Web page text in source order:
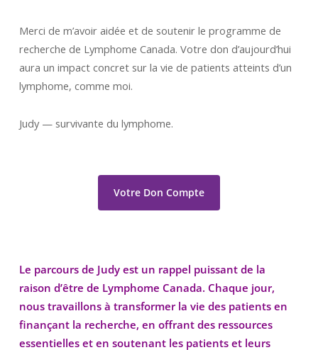
Merci de m’avoir aidée et de soutenir le programme de
recherche de Lymphome Canada. Votre don d’aujourd’hui
aura un impact concret sur la vie de patients atteints d’un
lymphome, comme moi.
Judy — survivante du lymphome.
Votre Don Compte
Le parcours de Judy est un rappel puissant de la
raison d’être de Lymphome Canada. Chaque jour,
nous travaillons à transformer la vie des patients en
finançant la recherche, en offrant des ressources
essentielles et en soutenant les patients et leurs